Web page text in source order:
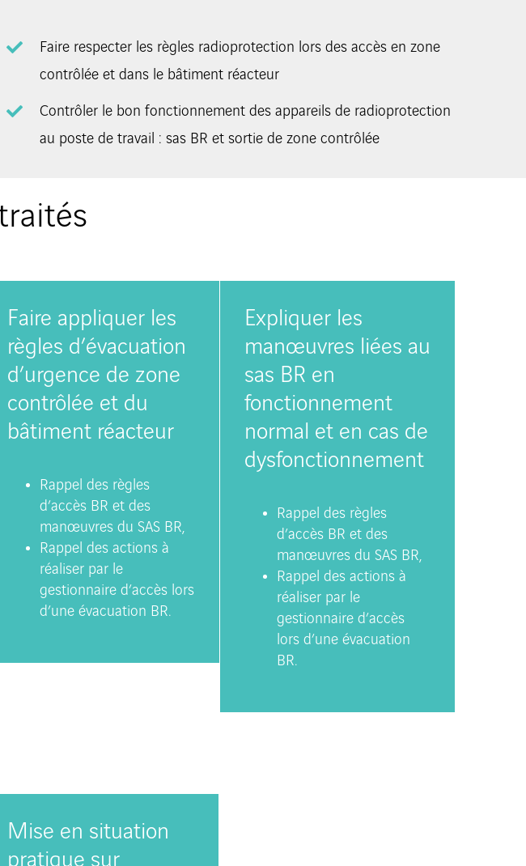
Faire respecter les règles radioprotection lors des accès en zone
contrôlée et dans le bâtiment réacteur
Contrôler le bon fonctionnement des appareils de radioprotection
au poste de travail : sas BR et sortie de zone contrôlée
Faire appliquer les
règles d’évacuation
d’urgence de zone
contrôlée et du
bâtiment réacteur
Rappel des règles
d’accès BR et des
manœuvres du SAS BR,
Rappel des actions à
réaliser par le
gestionnaire d’accès lors
d’une évacuation BR.
Expliquer les
manœuvres liées au
sas BR en
fonctionnement
normal et en cas de
dysfonctionnement
Rappel des règles
d’accès BR et des
manœuvres du SAS BR,
Rappel des actions à
réaliser par le
gestionnaire d’accès
lors d’une évacuation
BR.
Mise en situation
pratique sur